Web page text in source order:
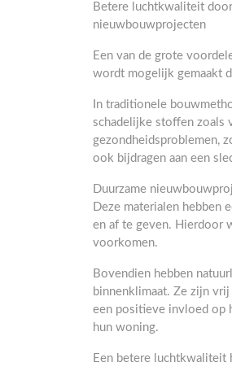
Betere luchtkwaliteit
nieuwbouwprojecten
Een van de grote
wordt mogelijk gemaakt
In traditionele
schadelijke stoffen zoals
gezondheidsproblemen,
ook bijdragen aan een
Duurzame
Deze materialen hebben
en af te geven. Hierdoor
voorkomen.
Bovendien hebben
binnenklimaat. Ze zijn
een positieve invloed op
hun woning.
Een betere luchtkwaliteit